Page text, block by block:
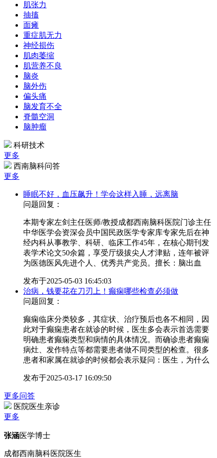
肌张力
抽搐
面瘫
重症肌无力
神经损伤
肌肉萎缩
肌营养不良
脑炎
脑外伤
偏头痛
脑发育不全
脊髓空洞
脑肿瘤
科研技术
更多
西南脑科问答
更多
睡眠不好，血压飙升！学会这样入睡，远离脑
问题回复：
本期专家左剑主任医师/教授成都西南脑科医院门诊主任
中华医学会资深会员中国民政医学专家库专家先后在神
经内科从事教学、科研、临床工作45年，在核心期刊发
表学术论文50余篇，享受厅级拔尖人才津贴，连年被评
为医德医风先进个人、优秀共产党员。擅长：脑出血
发布于2025-05-03 16:45:03
治病，钱要花在刀刃上！癫痫哪些检查必须做
问题回复：
癫痫临床分类较多，其症状、治疗预后也各不相同，因
此对于癫痫患者在就诊的时候，医生多会表示首选需要
明确患者癫痫类型和病情的具体情况。而确诊患者癫痫
病灶、发作特点等都需要患者做不同类型的检查。很多
患者和家属在就诊的时候都会表示疑问：医生，为什么
发布于2025-03-17 16:09:50
更多问答
医院医生亲诊
更多
张涵医学博士
成都西南脑科医院医生